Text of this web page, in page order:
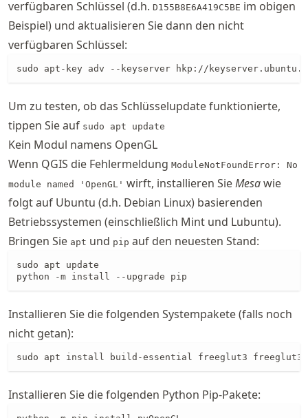
verfügbaren Schlüssel (d.h. D155B8E6A419C5BE im obigen
Beispiel) und aktualisieren Sie dann den nicht
verfügbaren Schlüssel:
sudo apt-key adv --keyserver hkp://
Um zu testen, ob das Schlüsselupdate funktionierte,
tippen Sie auf sudo apt update
Kein Modul namens OpenGL
Wenn QGIS die Fehlermeldung ModuleNotFoundError: No
module named 'OpenGL' wirft, installieren SieMesawie
folgt auf Ubuntu (d.h. Debian Linux) basierenden
Betriebssystemen (einschließlich Mint und Lubuntu).
Bringen Sie apt und pip auf den neuesten Stand:
sudo apt update
python -m install --upgrade pip
Installieren Sie die folgenden Systempakete (falls noch
nicht getan):
sudo apt install build-essential freeglut3 freeglut3-
Installieren Sie die folgenden Python Pip-Pakete: